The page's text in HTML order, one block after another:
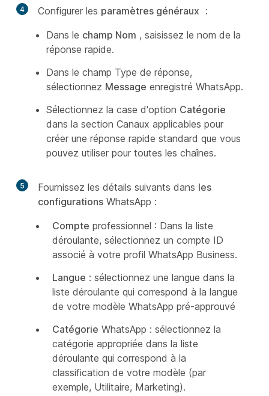
4 Configurer les paramètres généraux :
Dans le champ Nom , saisissez le nom de la
réponse rapide.
Dans le champ Type de réponse,
sélectionnez Message enregistré WhatsApp.
Sélectionnez la case d'option Catégorie
dans la section Canaux applicables pour
créer une réponse rapide standard que vous
pouvez utiliser pour toutes les chaînes.
5 Fournissez les détails suivants dans les
configurations WhatsApp :
Compte professionnel : Dans la liste
déroulante, sélectionnez un compte ID
associé à votre profil WhatsApp Business.
Langue : sélectionnez une langue dans la
liste déroulante qui correspond à la langue
de votre modèle WhatsApp pré-approuvé
Catégorie WhatsApp : sélectionnez la
catégorie appropriée dans la liste
déroulante qui correspond à la
classification de votre modèle (par
exemple, Utilitaire, Marketing).